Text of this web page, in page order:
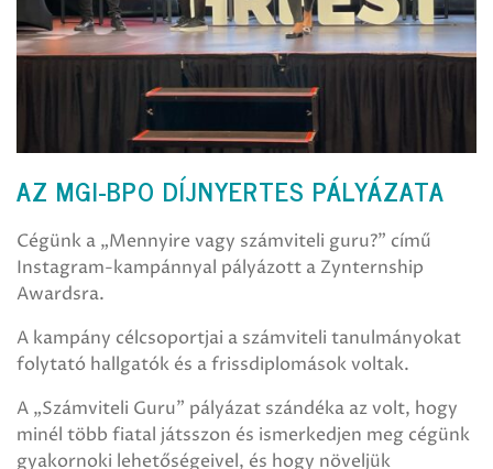
AZ MGI-BPO DÍJNYERTES PÁLYÁZATA
Cégünk a „Mennyire vagy számviteli guru?” című
Instagram-kampánnyal pályázott a Zynternship
Awardsra.
A kampány célcsoportjai a számviteli tanulmányokat
folytató hallgatók és a frissdiplomások voltak.
A „Számviteli Guru” pályázat szándéka az volt, hogy
minél több fiatal játsszon és ismerkedjen meg cégünk
gyakornoki lehetőségeivel, és hogy növeljük